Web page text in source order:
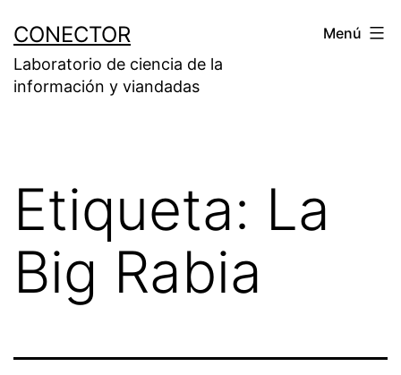
contenido
CONECTOR
Laboratorio de ciencia de la
información y viandadas
Menú
Etiqueta: La
Big Rabia